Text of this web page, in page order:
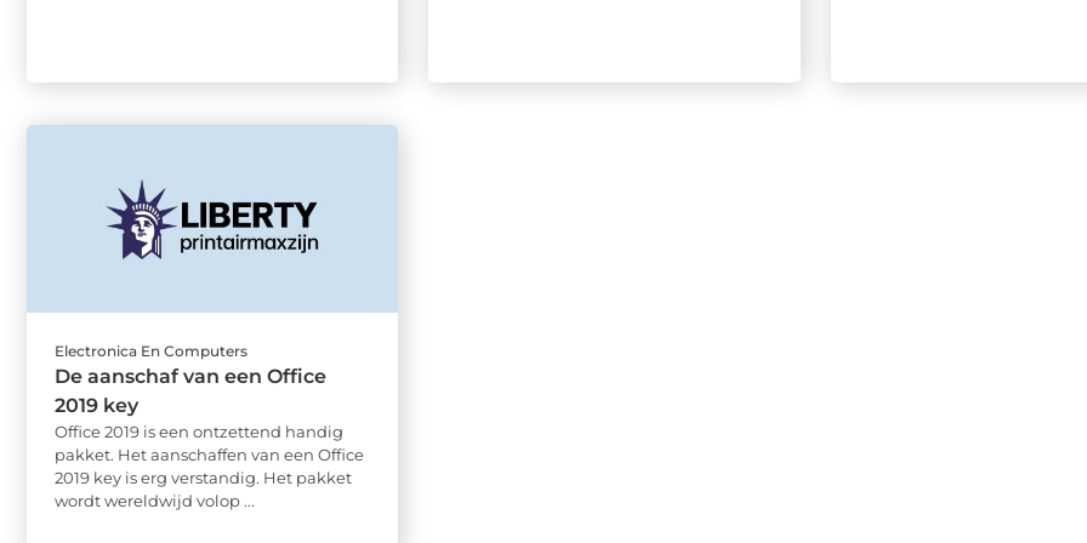
Electronica En Computers
De aanschaf van een Office
2019 key
Office 2019 is een ontzettend handig
pakket. Het aanschaffen van een Office
2019 key is erg verstandig. Het pakket
wordt wereldwijd volop ...